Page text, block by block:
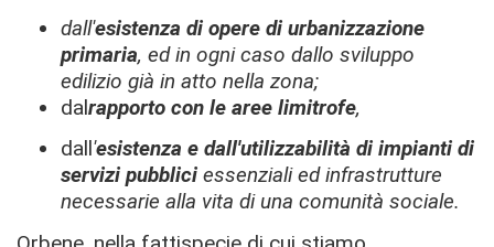
dall'esistenza di opere di urbanizzazione
primaria, ed in ogni caso dallo sviluppo
edilizio già in atto nella zona;
dalrapporto con le aree limitrofe,
dall'esistenza e dall'utilizzabilità di impianti di
servizi pubblici essenziali ed infrastrutture
necessarie alla vita di una comunità sociale.